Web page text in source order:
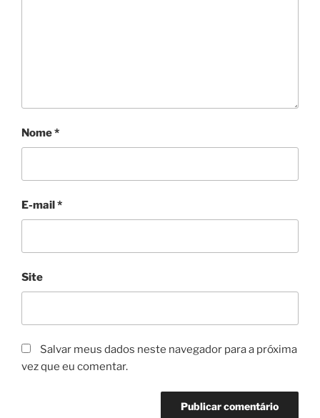
Nome*
E-mail*
Site
Salvar meus dados neste navegador para a próxima
vez que eu comentar.